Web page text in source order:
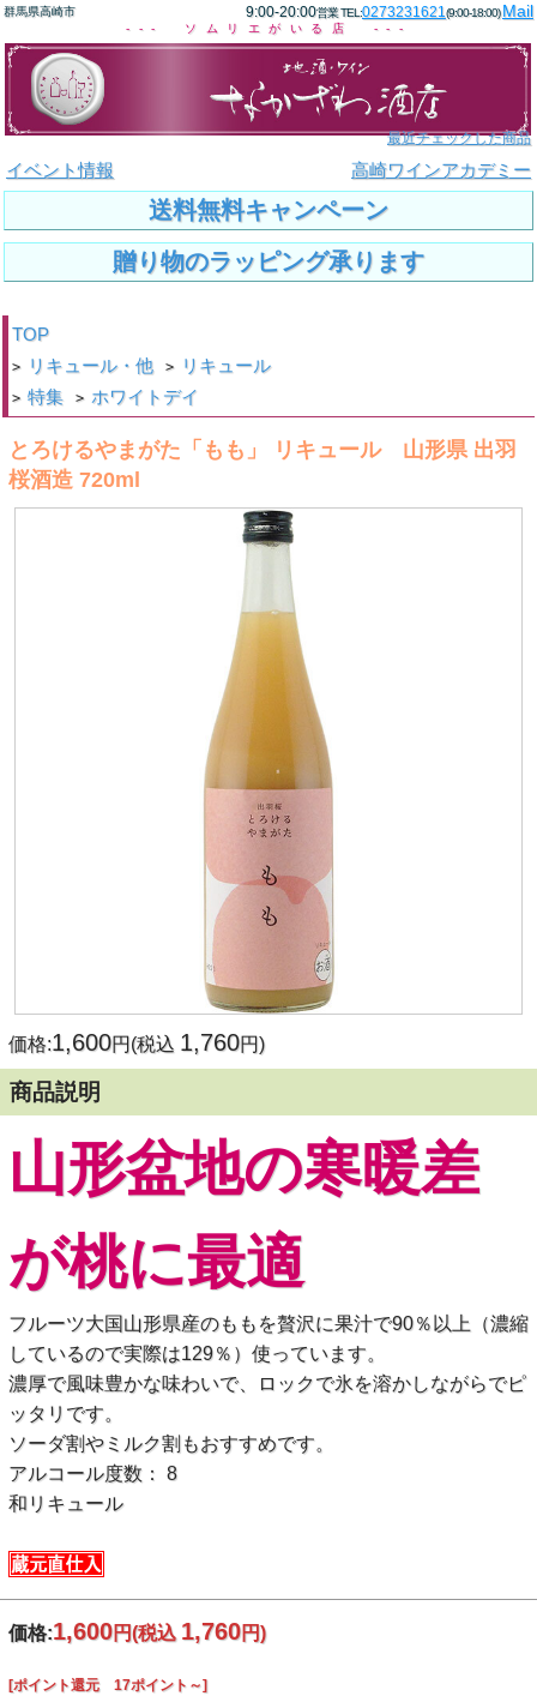
群馬県高崎市 9:00-20:00営業 TEL:0273231621(9:00-18:00)Mail
--- ソムリエがいる店 ---
最近チェックした商品
イベント情報 高崎ワインアカデミー
送料無料キャンペーン
贈り物のラッピング承ります
TOP
> リキュール・他 > リキュール
> 特集 > ホワイトデイ
とろけるやまがた「もも」 リキュール 山形県 出羽
桜酒造 720ml
価格:1,600円(税込 1,760円)
商品説明
山形盆地の寒暖差
が桃に最適
フルーツ大国山形県産のももを贅沢に果汁で90％以上（濃縮
しているので実際は129％）使っています。
濃厚で風味豊かな味わいで、ロックで氷を溶かしながらでピ
ッタリです。
ソーダ割やミルク割もおすすめです。
アルコール度数： 8
和リキュール
価格:1,600円(税込 1,760円)
[ポイント還元 17ポイント～]